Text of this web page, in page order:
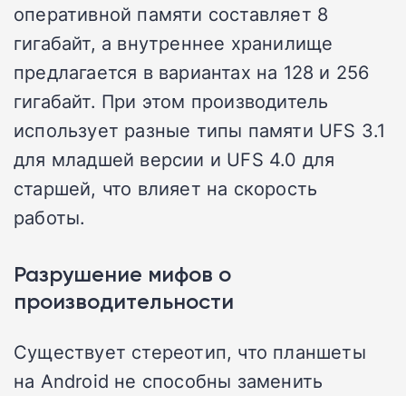
оперативной памяти составляет 8
гигабайт, а внутреннее хранилище
предлагается в вариантах на 128 и 256
гигабайт. При этом производитель
использует разные типы памяти UFS 3.1
для младшей версии и UFS 4.0 для
старшей, что влияет на скорость
работы.
Разрушение мифов о
производительности
Существует стереотип, что планшеты
на Android не способны заменить